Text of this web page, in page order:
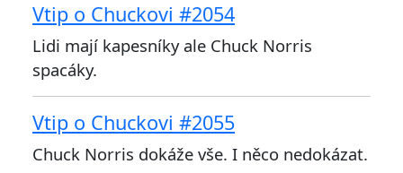
Vtip o Chuckovi #2054
Lidi mají kapesníky ale Chuck Norris
spacáky.
Vtip o Chuckovi #2055
Chuck Norris dokáže vše. I něco nedokázat.